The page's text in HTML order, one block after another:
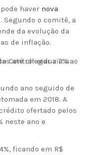
haver nova
Segundo o comitê, a
da evolução da
de inflação.
ano seguido de
em 2018. A
ofertado pelos
neste ano e
ficando em R$